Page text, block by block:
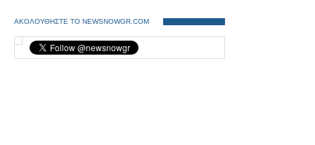
ΑΚΟΛΟΥΘΗΣΤΕ ΤΟ NEWSNOWGR.COM